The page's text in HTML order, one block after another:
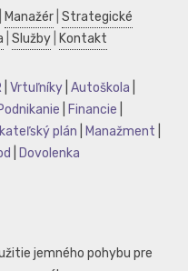
Manažér Strategické
Služby Kontakt
Vrtuľníky Autoškola
Financie
plán Manažment
Dovolenka
jemného pohybu pre